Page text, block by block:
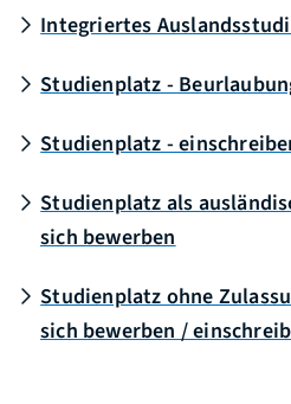
Integriertes
Studienplatz -
Studienplatz -
Studienplatz als
sich bewerben
Studienplatz ohne
sich bewerben /